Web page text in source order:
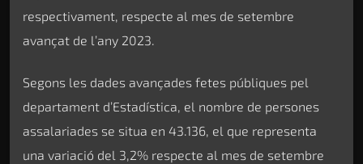
respectivament, respecte al mes de setembre
avançat de l’any 2023.
Segons les dades avançades fetes públiques pel
departament d’Estadística, el nombre de persones
assalariades se situa en 43.136, el que representa
una variació del 3,2% respecte al mes de setembre